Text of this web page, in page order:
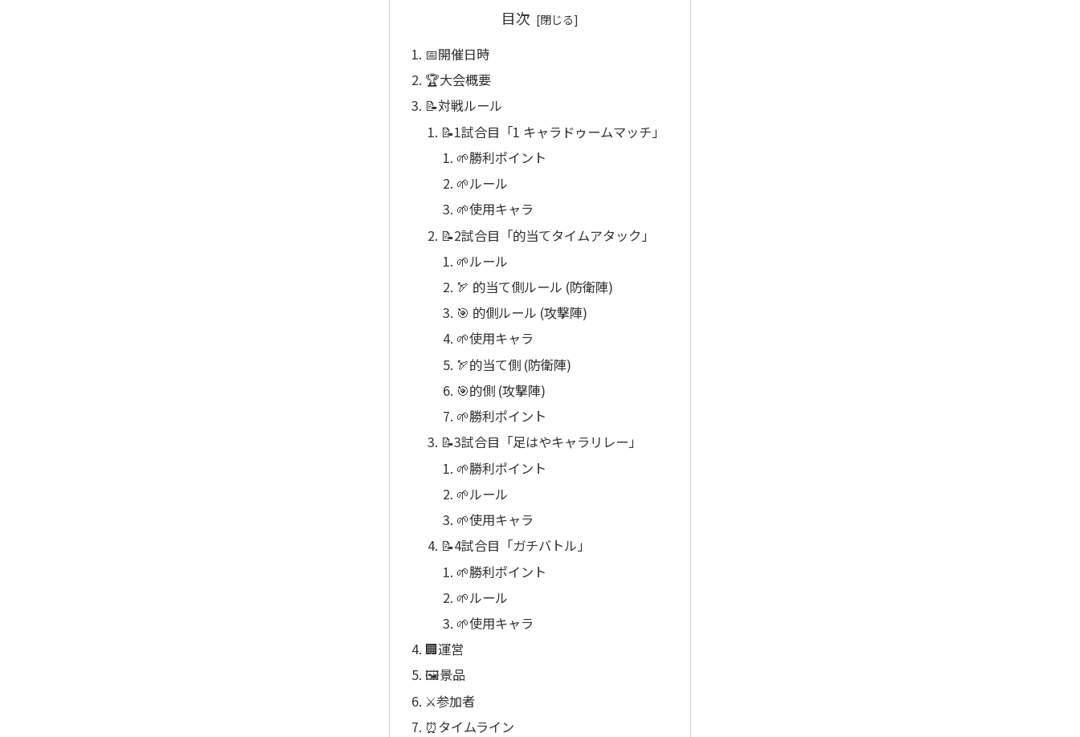
目次
📅開催日時
🏆️大会概要
📝対戦ルール
📝1試合目「1 キャラドゥームマッチ」
🌱勝利ポイント
🌱ルール
🌱使用キャラ
📝2試合目「的当てタイムアタック」
🌱ルール
🏹 的当て側ルール (防衛陣)
🎯 的側ルール (攻撃陣)
🌱使用キャラ
🏹的当て側 (防衛陣)
🎯的側 (攻撃陣)
🌱勝利ポイント
📝3試合目「足はやキャラリレー」
🌱勝利ポイント
🌱ルール
🌱使用キャラ
📝4試合目「ガチバトル」
🌱勝利ポイント
🌱ルール
🌱使用キャラ
🏢運営
🖼️景品
⚔️参加者
⏰️タイムライン